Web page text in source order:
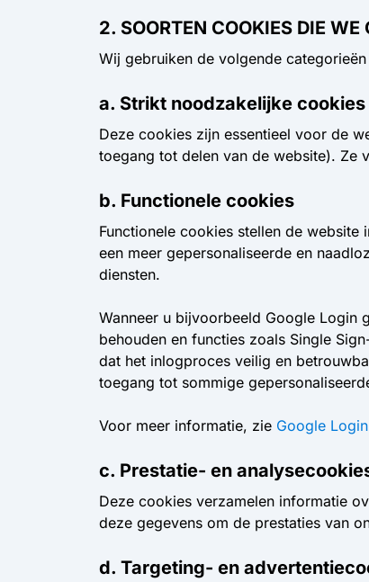
2. SOORTEN COOKIES DIE WE
Wij gebruiken de volgende
a. Strikt noodzakelijke cookies
Deze cookies zijn essentieel voor de
toegang tot delen van de website). Ze
b. Functionele cookies
Functionele cookies stellen de
een meer gepersonaliseerde en
diensten.
Wanneer u bijvoorbeeld Google Login
behouden en functies zoals Single
dat het inlogproces veilig en
toegang tot sommige
Voor meer informatie, zie Google
c. Prestatie- en
Deze cookies verzamelen informatie
deze gegevens om de prestaties van
d. Targeting- en